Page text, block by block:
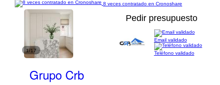
8 veces contratado en Cronoshare
1/17
Pedir presupuesto
Grupo Crb
Email validado
Teléfono validado